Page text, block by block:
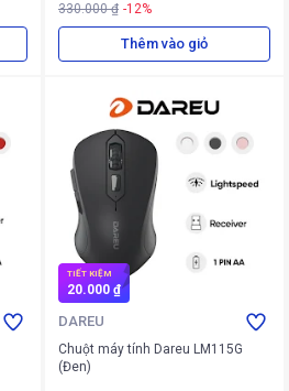
330.000 ₫ -12%
Thêm vào giỏ
TIẾT KIỆM
20.000 ₫
DAREU
Chuột máy tính Dareu LM115G
(Đen)